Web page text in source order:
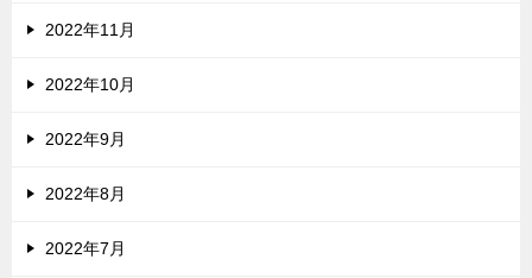
2022年11月
2022年10月
2022年9月
2022年8月
2022年7月